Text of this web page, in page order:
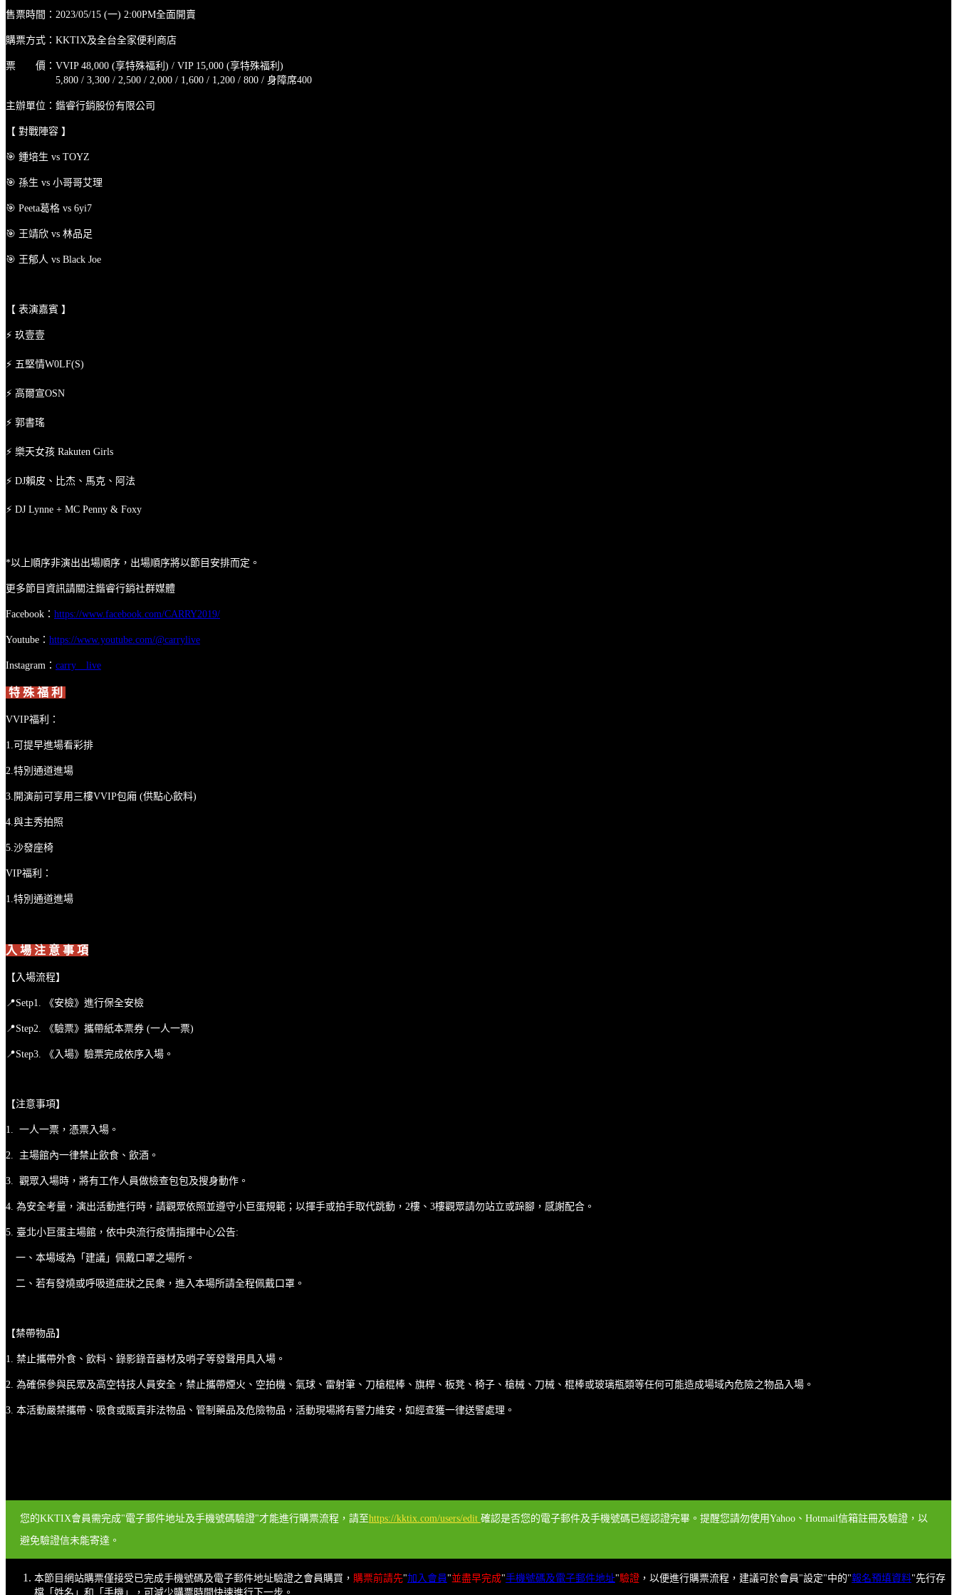
售票時間：2023/05/15 (一) 2:00PM全面開賣
購票方式：KKTIX及全台全家便利商店
票 價：VVIP 48,000 (享特殊福利) / VIP 15,000 (享特殊福利)
5,800 / 3,300 / 2,500 / 2,000 / 1,600 / 1,200 / 800 / 身障席400
主辦單位：鍇睿行銷股份有限公司
【 對戰陣容 】
🎯 鍾培生 vs TOYZ
🎯 孫生 vs 小哥哥艾理
🎯 Peeta葛格 vs 6yi7
🎯 王靖欣 vs 林品足
🎯 王郁人 vs Black Joe
【 表演嘉賓 】
⚡ 玖壹壹
⚡ 五堅情W0LF(S)
⚡ 高爾宣OSN
⚡ 郭書瑤
⚡ 樂天女孩 Rakuten Girls
⚡ DJ賴皮、比杰、馬克、阿法
⚡ DJ Lynne + MC Penny & Foxy
*以上順序非演出出場順序，出場順序將以節目安排而定。
更多節目資訊請關注鍇睿行銷社群媒體
Facebook： https://www.facebook.com/CARRY2019/
Youtube： https://www.youtube.com/@carrylive
Instagram： carry__live
特 殊 福 利
VVIP福利：
1.可提早進場看彩排
2.特別通道進場
3.開演前可享用三樓VVIP包廂 (供點心飲料)
4.與主秀拍照
5.沙發座椅
VIP福利：
1.特別通道進場
入 場 注 意 事 項
【入場流程】
📍Setp1. 《安檢》進行保全安檢
📍Step2. 《驗票》攜帶紙本票券 (一人一票)
📍Step3. 《入場》驗票完成依序入場。
【注意事項】
1. 一人一票，憑票入場。
2. 主場館內一律禁止飲食、飲酒。
3. 觀眾入場時，將有工作人員做檢查包包及搜身動作。
4. 為安全考量，演出活動進行時，請觀眾依照並遵守小巨蛋規範；以揮手或拍手取代跳動，2樓、3樓觀眾請勿站立或跺腳，感謝配合。
5. 臺北小巨蛋主場館，依中央流行疫情指揮中心公告:
一、本場域為「建議」佩戴口罩之場所。
二、若有發燒或呼吸道症狀之民衆，進入本場所請全程佩戴口罩。
【禁帶物品】
1. 禁止攜帶外食、飲料、錄影錄音器材及哨子等發聲用具入場。
2. 為確保參與民眾及高空特技人員安全，禁止攜帶煙火、空拍機、氣球、雷射筆、刀槍棍棒、旗桿、板凳、椅子、槍械、刀械、棍棒或玻璃瓶類等任何可能造成場域內危險之物品入場。
3. 本活動嚴禁攜帶、吸食或販賣非法物品、管制藥品及危險物品，活動現場將有警力維安，如經查獲一律送警處理。
您的KKTIX會員需完成"電子郵件地址及手機號碼驗證"才能進行購票流程，請至https://kktix.com/users/edit 確認是否您的電子郵件及手機號碼已經認證完畢。提醒您請勿使用Yahoo、Hotmail信箱註冊及驗證，以
避免驗證信未能寄達。
本節目網站購票僅接受已完成手機號碼及電子郵件地址驗證之會員購買， 購票前請先"加入會員 "並盡早完成"手機號碼及電子郵件地址"驗證 ，以便進行購票流程，建議可於會員"設定"中的"報名預填資料"先行存
檔「姓名」和「手機」，可減少購票時間快速進行下一步。